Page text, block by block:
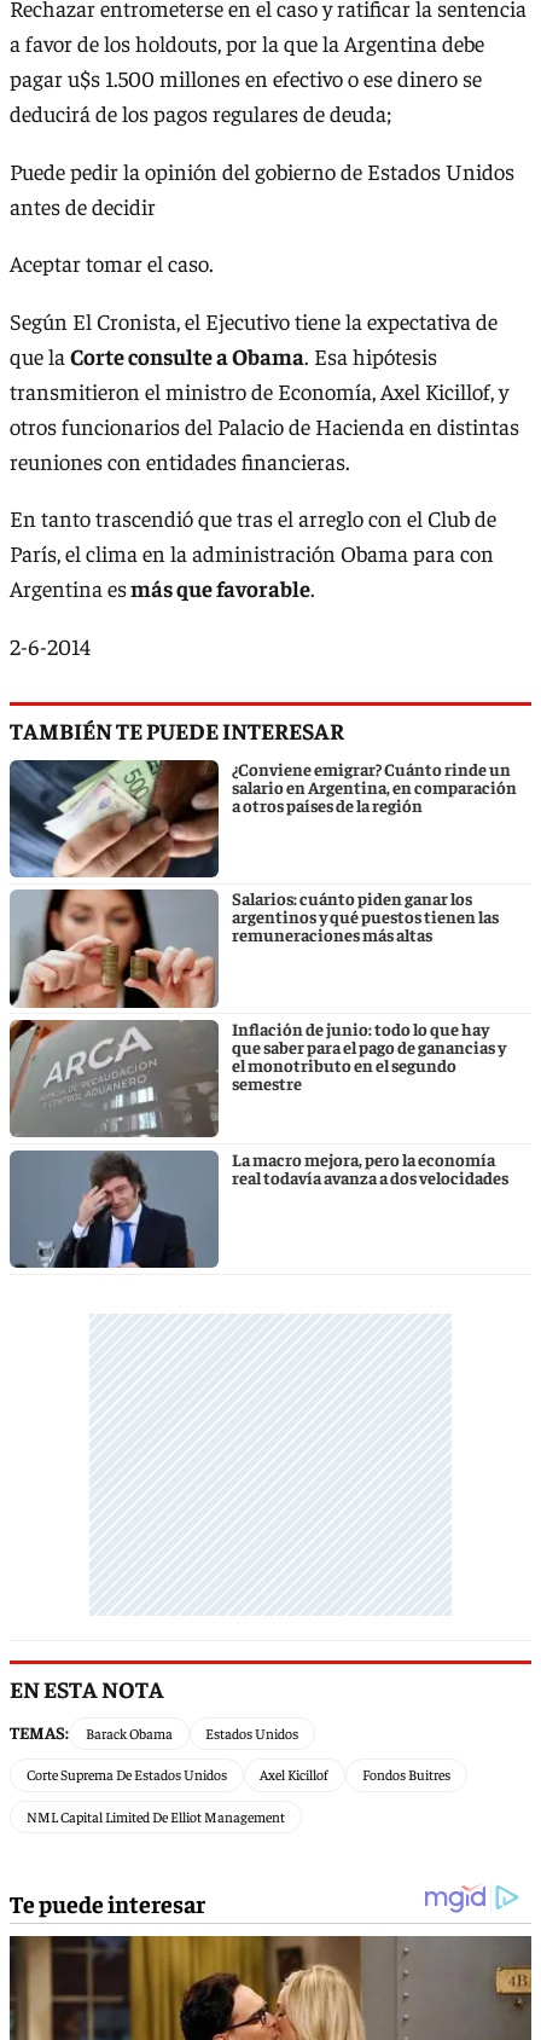
Rechazar entrometerse en el caso y ratificar la sentencia
a favor de los holdouts, por la que la Argentina debe
pagar u$s 1.500 millones en efectivo o ese dinero se
deducirá de los pagos regulares de deuda;
Puede pedir la opinión del gobierno de Estados Unidos
antes de decidir
Aceptar tomar el caso.
Según El Cronista, el Ejecutivo tiene la expectativa de
que la Corte consulte a Obama. Esa hipótesis
transmitieron el ministro de Economía, Axel Kicillof, y
otros funcionarios del Palacio de Hacienda en distintas
reuniones con entidades financieras.
En tanto trascendió que tras el arreglo con el Club de
París, el clima en la administración Obama para con
Argentina esmás que favorable.
2-6-2014
TAMBIÉN TE PUEDE INTERESAR
¿Conviene emigrar? Cuánto rinde un
salario en Argentina, en comparación
a otros países de la región
Salarios: cuánto piden ganar los
argentinos y qué puestos tienen las
remuneraciones más altas
Inflación de junio: todo lo que hay
que saber para el pago de ganancias y
el monotributo en el segundo
semestre
La macro mejora, pero la economía
real todavía avanza a dos velocidades
EN ESTA NOTA
TEMAS: Barack Obama Estados Unidos
Corte Suprema De Estados Unidos Axel Kicillof Fondos Buitres
NML Capital Limited De Elliot Management